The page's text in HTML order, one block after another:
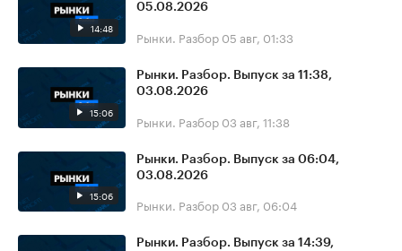
14:48
05.08.2026
Рынки. Разбор 05 авг, 01:33
15:06
Рынки. Разбор. Выпуск за 11:38,
03.08.2026
Рынки. Разбор 03 авг, 11:38
15:06
Рынки. Разбор. Выпуск за 06:04,
03.08.2026
Рынки. Разбор 03 авг, 06:04
Рынки. Разбор. Выпуск за 14:39,